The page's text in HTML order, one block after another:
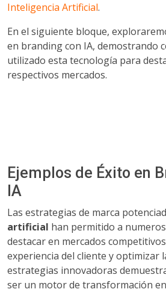
Inteligencia Artificial.
En el siguiente bloque,
en branding con IA, demostrando
utilizado esta tecnología para
respectivos mercados.
Ejemplos de Éxito en
IA
Las estrategias de marca
artificial han permitido a
destacar en mercados
experiencia del cliente y optimizar
estrategias innovadoras
ser un motor de transformación